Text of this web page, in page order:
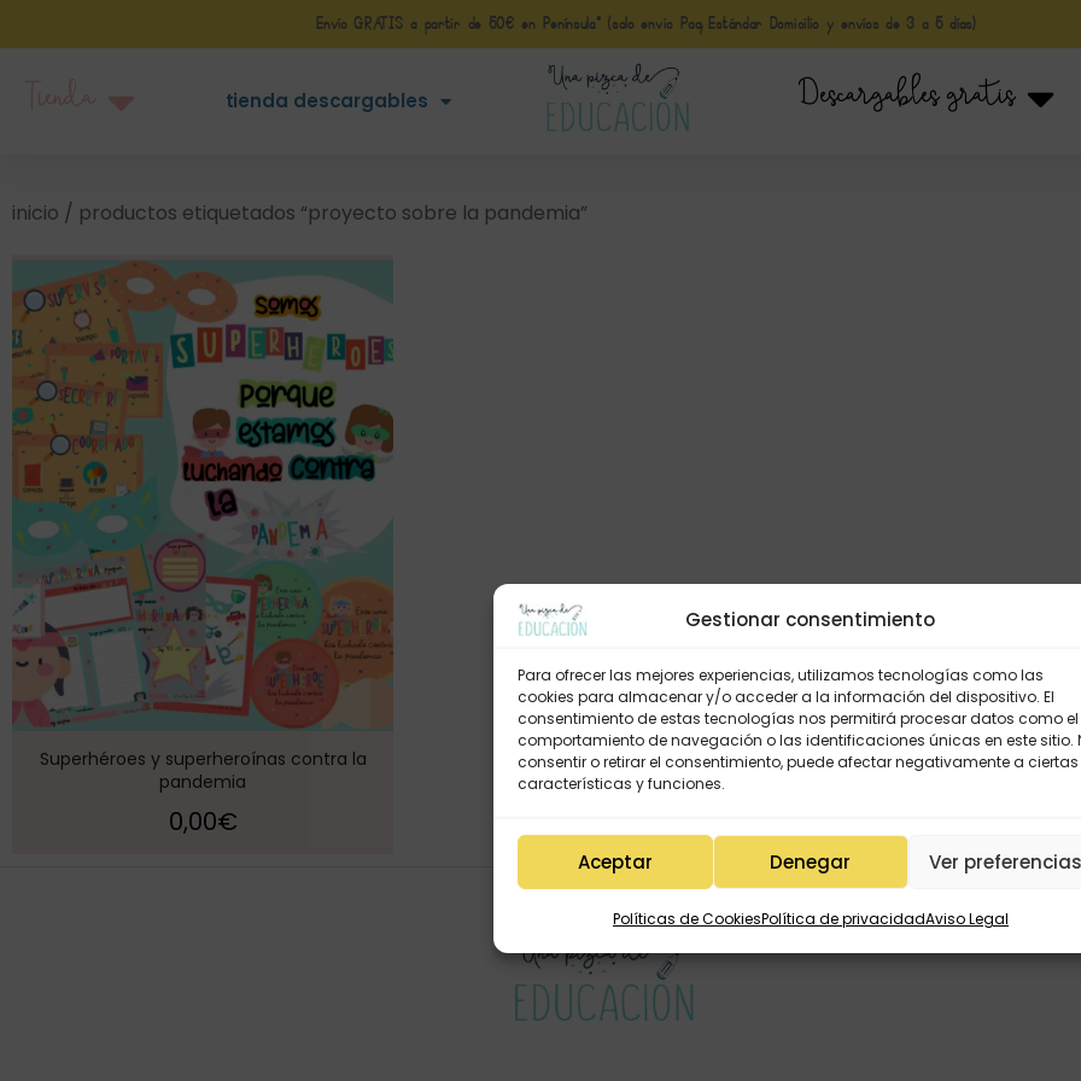
Gestionar consentimiento
Para ofrecer las mejores experiencias, utilizamos tecnologías como las
cookies para almacenar y/o acceder a la información del dispositivo. El
consentimiento de estas tecnologías nos permitirá procesar datos como el
comportamiento de navegación o las identificaciones únicas en este sitio.
consentir o retirar el consentimiento, puede afectar negativamente a ciertas
características y funciones.
Aceptar Denegar Ver
Políticas de CookiesPolítica de privacidadAviso Legal
Envío GRATIS a partir de 50€ en Península* (solo envio Paq Estándar Domicilio y envíos de 3 a 5 días)
tienda descargables Descargables gratis
inicio / productos etiquetados “proyecto sobre la pandemia”
Superhéroes y superheroínas contra la
pandemia
0,00€